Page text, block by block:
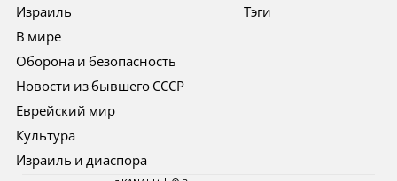
Израиль
В мире
Оборона и безопасность
Новости из бывшего СССР
Еврейский мир
Культура
Израиль и диаспора
Тэги